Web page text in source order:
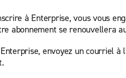
à Enterprise, vous vous
abonnement se renouvellera
envoyez un courriel